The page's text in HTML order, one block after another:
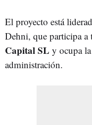
El proyecto está
Dehni, que participa a
Capital SL y ocupa la
administración.